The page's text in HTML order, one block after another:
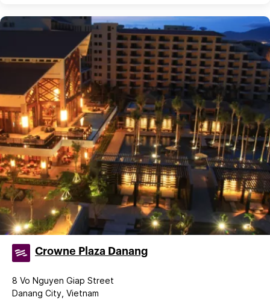
Crowne Plaza Danang
8 Vo Nguyen Giap Street
Danang City, Vietnam